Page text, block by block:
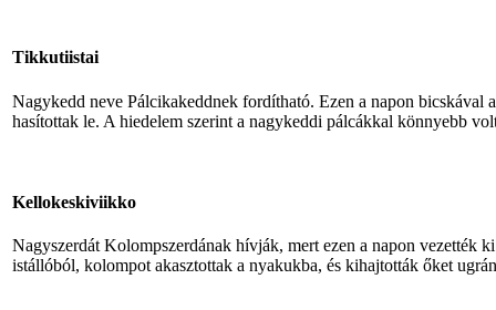
Tikkutiistai
Nagykedd neve Pálcikakeddnek fordítható. Ezen a napon bicskával
hasítottak le. A hiedelem szerint a nagykeddi pálcákkal könnyebb
Kellokeskiviikko
Nagyszerdát Kolompszerdának hívják, mert ezen a napon vezették
istállóból, kolompot akasztottak a nyakukba, és kihajtották őket